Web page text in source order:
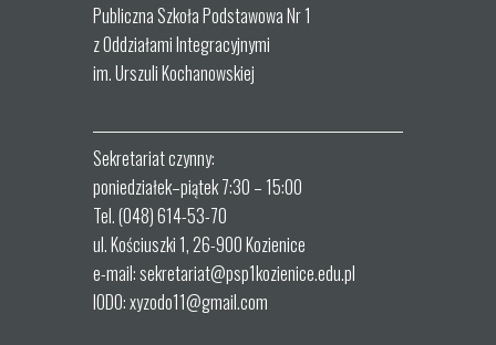
Publiczna Szkoła Podstawowa Nr 1
z Oddziałami Integracyjnymi
im. Urszuli Kochanowskiej
Sekretariat czynny:
poniedziałek–piątek 7:30 – 15:00
Tel. (048) 614-53-70
ul. Kościuszki 1, 26-900 Kozienice
e-mail: sekretariat@psp1kozienice.edu.pl
IODO: xyzodo11@gmail.com